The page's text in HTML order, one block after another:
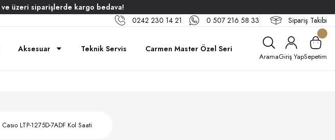
ve üzeri siparişlerde kargo bedava!
0242 230 14 21 0 507 216 58 33 Sipariş Takibi
Aksesuar Teknik Servis Carmen Master Özel Seri
AramaGiriş YapSepetim
Casıo LTP-1275D-7ADF Kol Saati